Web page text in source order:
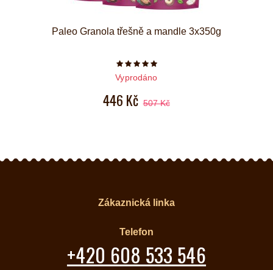
Paleo Granola třešně a mandle 3x350g
Počet hvězdiček je 5 z 5
Vyprodáno
446 Kč 507 Kč
Zákaznická linka
Telefon
+420 608 533 546